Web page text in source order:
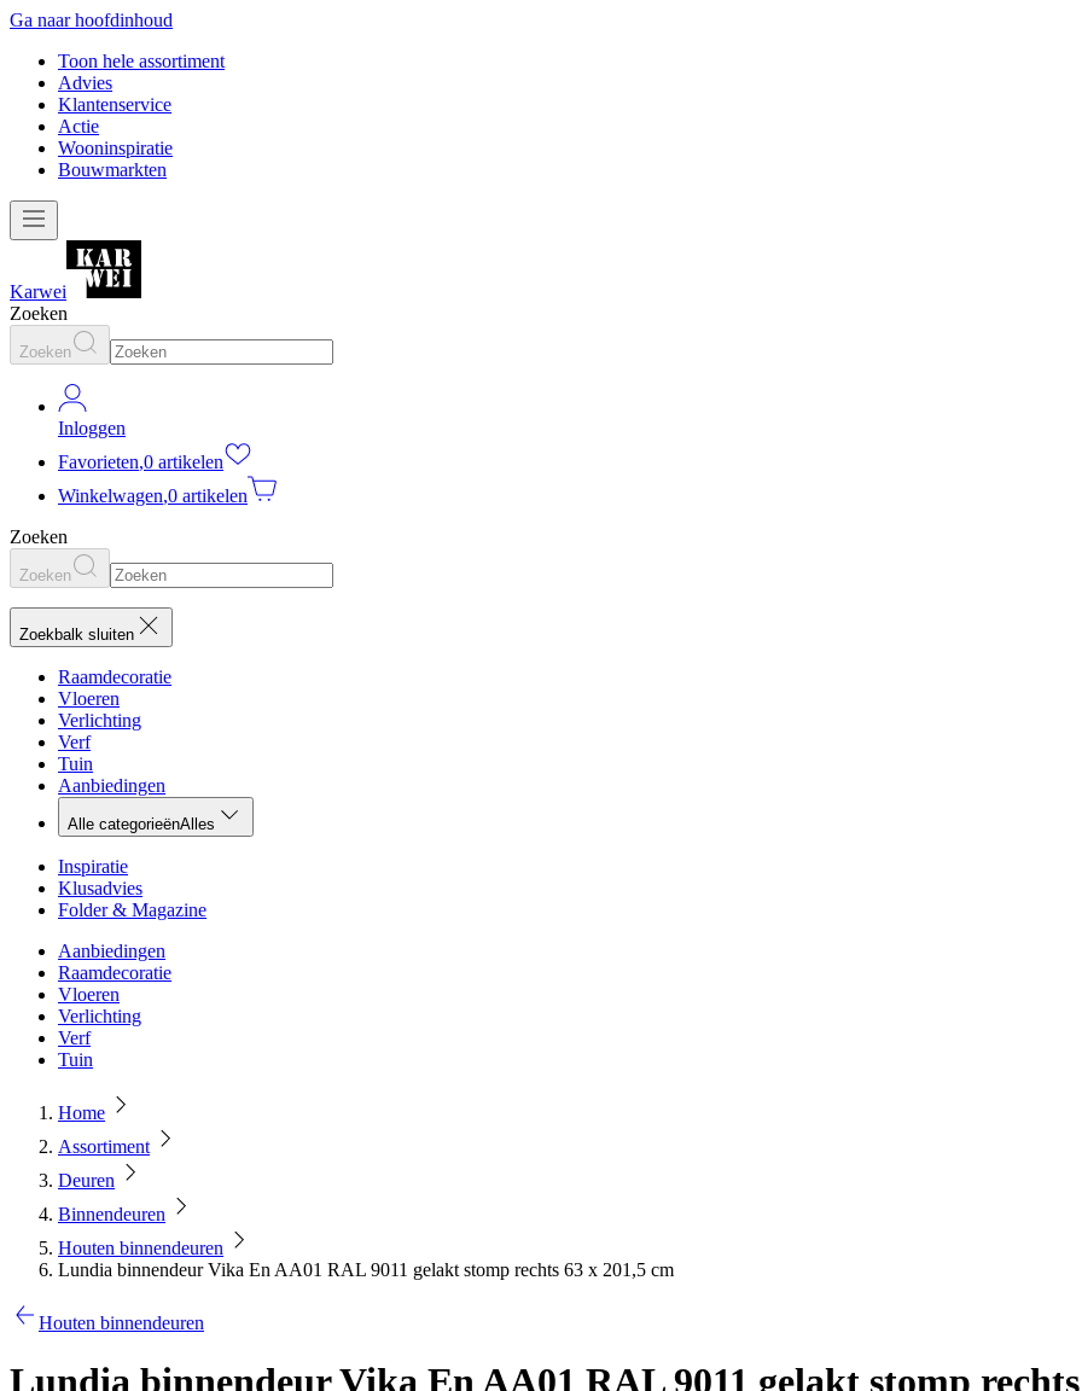
Ga naar hoofdinhoud
Toon hele assortiment
Advies
Klantenservice
Actie
Wooninspiratie
Bouwmarkten
Karwei
Zoeken
Zoeken
Inloggen
Favorieten,0 artikelen
Winkelwagen,0 artikelen
Zoeken
Zoeken
Zoekbalk sluiten
Raamdecoratie
Vloeren
Verlichting
Verf
Tuin
Aanbiedingen
Alle categorieënAlles
Inspiratie
Klusadvies
Folder & Magazine
Aanbiedingen
Raamdecoratie
Vloeren
Verlichting
Verf
Tuin
Home
Assortiment
Deuren
Binnendeuren
Houten binnendeuren
Lundia binnendeur Vika En AA01 RAL 9011 gelakt stomp rechts 63 x 201,5 cm
Houten binnendeuren
Lundia binnendeur Vika En AA01 RAL 9011 gelakt stomp rechts